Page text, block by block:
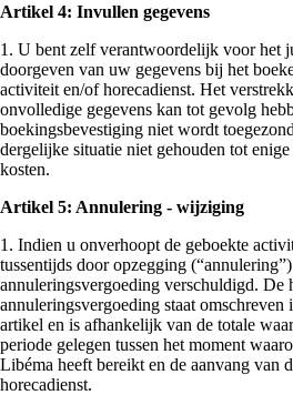
Artikel 4: Invullen gegevens
1. U bent zelf verantwoordelijk voor het
doorgeven van uw gegevens bij het
activiteit en/of horecadienst. Het
onvolledige gegevens kan tot gevolg
boekingsbevestiging niet wordt
dergelijke situatie niet gehouden tot
kosten.
Artikel 5: Annulering - wijziging
1. Indien u onverhoopt de geboekte
tussentijds door opzegging
annuleringsvergoeding verschuldigd. De
annuleringsvergoeding staat
artikel en is afhankelijk van de totale
periode gelegen tussen het moment
Libéma heeft bereikt en de aanvang van
horecadienst.